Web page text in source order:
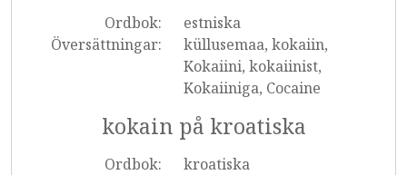
Ordbok:
estniska
Översättningar:
küllusemaa, kokaiin,
Kokaiini, kokaiinist,
Kokaiiniga, Cocaine
kokain på kroatiska
Ordbok:
kroatiska